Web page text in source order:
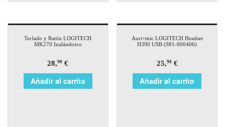
Teclado y Ratón LOGITECH
MK270 Inalámbrico
28,90 €
Añadir al carrito
Auri+mic LOGITECH Headset
H390 USB (981-000406)
25,90€
Añadir al carrito